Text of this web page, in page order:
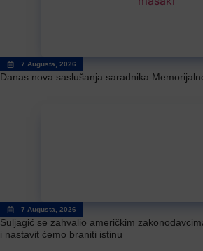
7 Augusta, 2026
Danas nova saslušanja saradnika
7 Augusta, 2026
Suljagić se zahvalio američkim
i nastavit ćemo braniti istinu